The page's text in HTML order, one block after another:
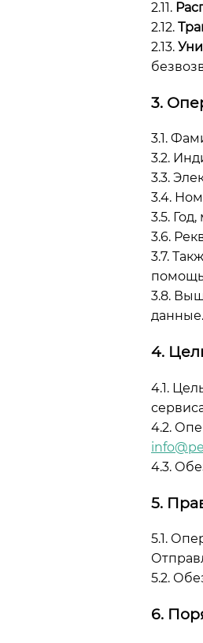
2.11.
2.12.
2.13.
3.
3.1.
3.2.
3.3.
3.4.
3.5.
3.6.
3.7.
3.8.
данные.
4.
4.1.
4.2.
4.3.
5.
5.1.
5.2.
6.